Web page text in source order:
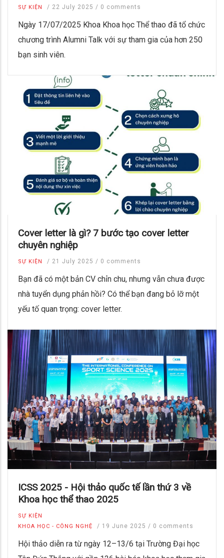
SỰ KIỆN / 22 July 2025 / 0 comments
Ngày 17/07/2025 Khoa Khoa học Thể thao đã tổ chức
chương trình Alumni Talk với sự tham gia của hơn 250
bạn sinh viên.
Cover letter là gì? 7 bước tạo cover letter
chuyên nghiệp
SỰ KIỆN / 21 July 2025 / 0 comments
Bạn đã có một bản CV chỉn chu, nhưng vẫn chưa được
nhà tuyển dụng phản hồi? Có thể bạn đang bỏ lỡ một
yếu tố quan trọng: cover letter.
ICSS 2025 - Hội thảo quốc tế lần thứ 3 về
Khoa học thể thao 2025
SỰ KIỆN
KHOA HỌC - CÔNG NGHỆ
/ 19 June 2025 / 0 comments
Hội thảo diễn ra từ ngày 12–13/6 tại Trường Đại học